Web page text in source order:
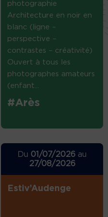
photographie
Architecture en noir en
blanc (ligne –
perspective –
contrastes – créativité)
Ouvert à tous les
photographes amateurs
(enfant...
#Arès
Du 01/07/2026 au
27/08/2026
Estiv’Audenge